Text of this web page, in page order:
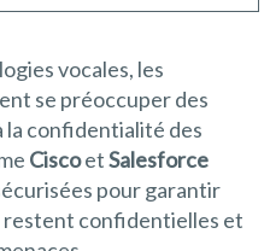
vocales, les
se préoccuper des
la confidentialité des
CiscoetSalesforce
pour garantir
restent confidentielles et